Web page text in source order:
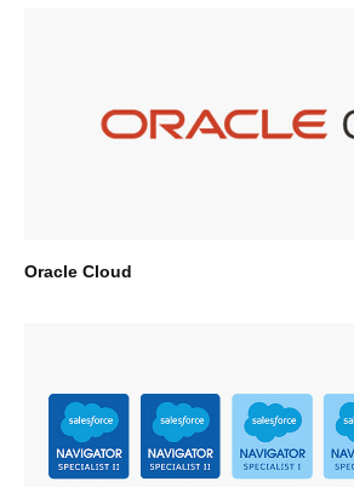
Oracle Cloud